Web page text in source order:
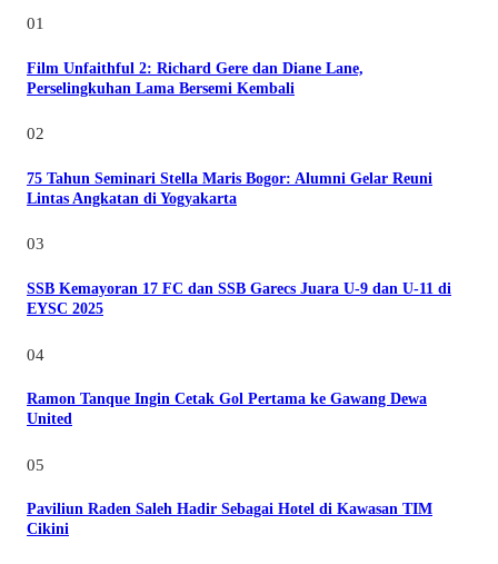
01
Film Unfaithful 2: Richard Gere dan Diane Lane,
Perselingkuhan Lama Bersemi Kembali
02
75 Tahun Seminari Stella Maris Bogor: Alumni Gelar Reuni
Lintas Angkatan di Yogyakarta
03
SSB Kemayoran 17 FC dan SSB Garecs Juara U-9 dan U-11 di
EYSC 2025
04
Ramon Tanque Ingin Cetak Gol Pertama ke Gawang Dewa
United
05
Paviliun Raden Saleh Hadir Sebagai Hotel di Kawasan TIM
Cikini